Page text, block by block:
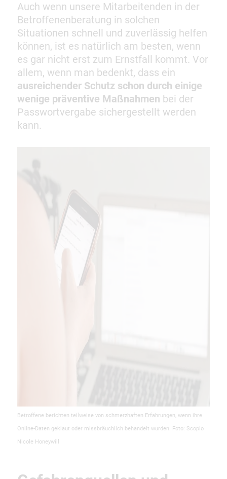
Auch wenn unsere Mitarbeitenden in der
Betroffenenberatung in solchen
Situationen schnell und zuverlässig helfen
können, ist es natürlich am besten, wenn
es gar nicht erst zum Ernstfall kommt. Vor
allem, wenn man bedenkt, dass ein
ausreichender Schutz schon durch einige
wenige präventive Maßnahmen bei der
Passwortvergabe sichergestellt werden
kann.
Betroffene berichten teilweise von schmerzhaften Erfahrungen, wenn ihre
Online-Daten geklaut oder missbräuchlich behandelt wurden. Foto: Scopio
Nicole Honeywill